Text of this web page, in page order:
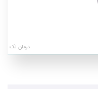
درمان لک